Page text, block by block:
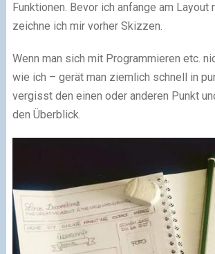
Funktionen. Bevor ich anfange am Layout
zeichne ich mir vorher Skizzen.
Wenn man sich mit Programmieren etc.
wie ich – gerät man ziemlich schnell in
vergisst den einen oder anderen Punkt
den Überblick.